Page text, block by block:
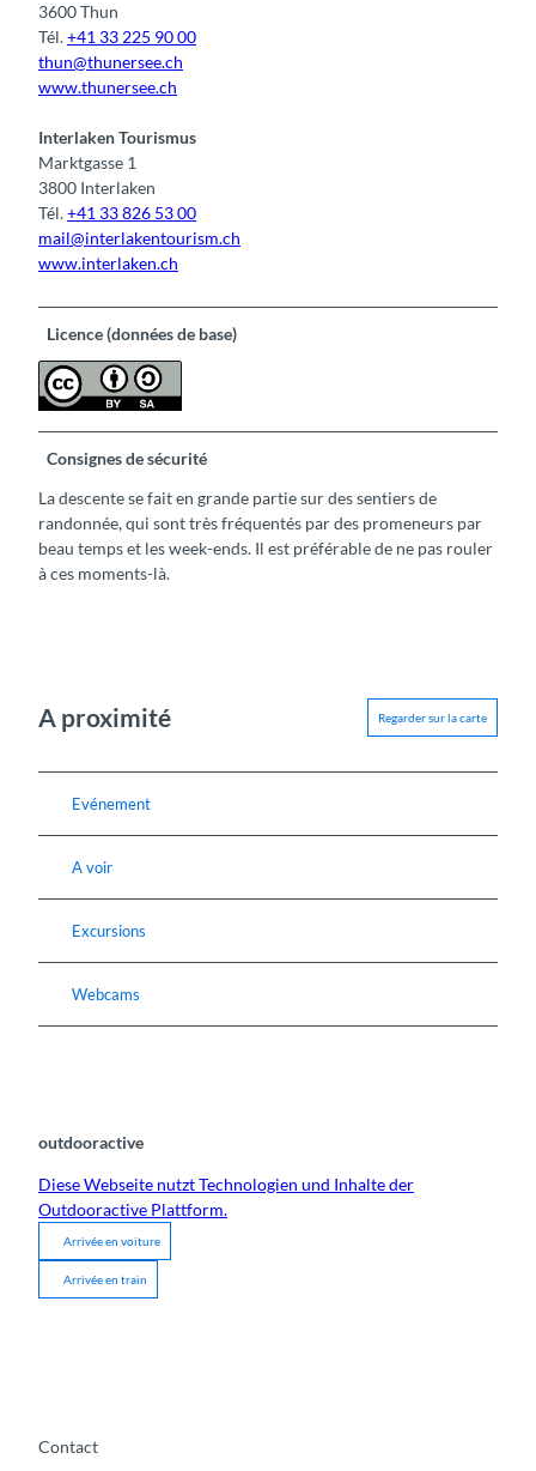
3600 Thun
Tél.+41 33 225 90 00
thun@thunersee.ch
www.thunersee.ch
Interlaken Tourismus
Marktgasse 1
3800 Interlaken
Tél.+41 33 826 53 00
mail@interlakentourism.ch
www.interlaken.ch
Licence (données de base)
Consignes de sécurité
La descente se fait en grande partie sur des sentiers de
randonnée, qui sont très fréquentés par des promeneurs par
beau temps et les week-ends. Il est préférable de ne pas rouler
à ces moments-là.
A proximité Regarder sur la carte
Evénement
A voir
Excursions
Webcams
outdooractive
Diese Webseite nutzt Technologien und Inhalte der
Outdooractive Plattform.
Arrivée en voiture
Arrivée en train
Contact